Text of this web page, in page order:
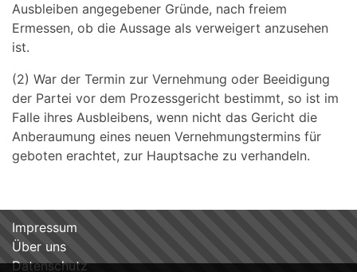
Ausbleiben angegebener Gründe, nach freiem
Ermessen, ob die Aussage als verweigert anzusehen
ist.
(2) War der Termin zur Vernehmung oder Beeidigung
der Partei vor dem Prozessgericht bestimmt, so ist im
Falle ihres Ausbleibens, wenn nicht das Gericht die
Anberaumung eines neuen Vernehmungstermins für
geboten erachtet, zur Hauptsache zu verhandeln.
Impressum
Über uns
Datenschutz